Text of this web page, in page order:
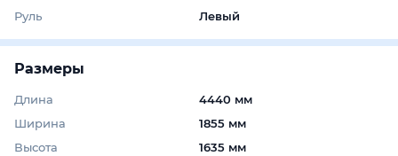
Руль
Левый
Размеры
Длина
4440 мм
Ширина
1855 мм
Высота
1635 мм